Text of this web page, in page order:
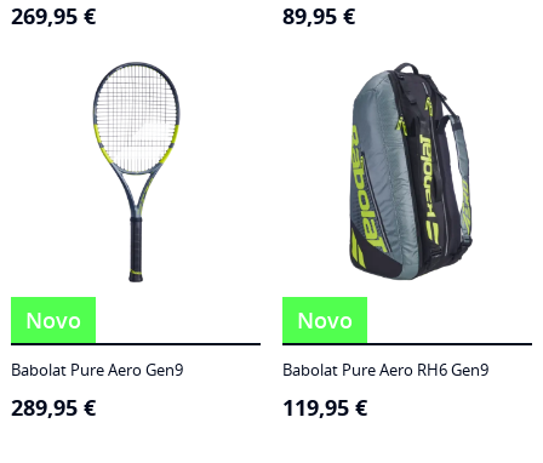
269,95 € 89,95 €
Novo
Babolat Pure Aero Gen9
289,95 €
Novo
Babolat Pure Aero RH6 Gen9
119,95 €